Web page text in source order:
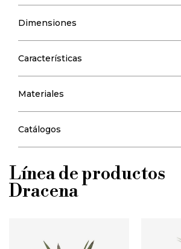
Dimensiones
Características
Materiales
Catálogos
Línea de productos
Dracena